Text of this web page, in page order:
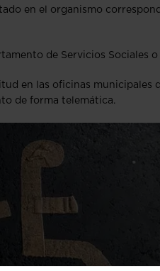
en el organismo
de Servicios Sociales
en las oficinas municipales
de forma telemática.